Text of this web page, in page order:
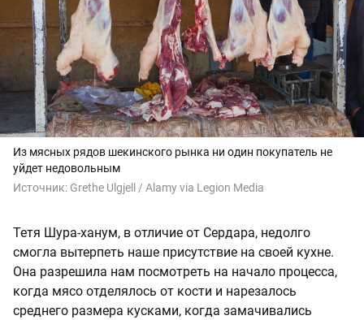
Из мясных рядов шекинского рынка ни один покупатель не
уйдет недовольным
Источник: Grethe Ulgjell / Alamy via Legion Media
Тетя Шура-ханум, в отличие от Сердара, недолго
смогла вытерпеть наше присутствие на своей кухне.
Она разрешила нам посмотреть на начало процесса,
когда мясо отделялось от кости и нарезалось
среднего размера кусками, когда замачивались